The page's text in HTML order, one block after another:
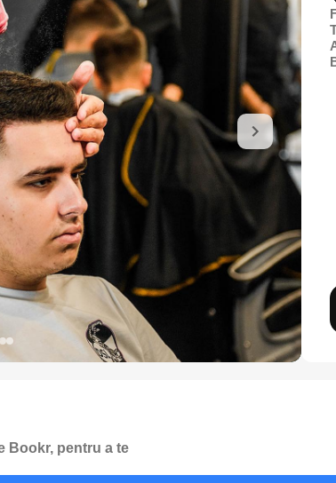
Bookr, pentru a te